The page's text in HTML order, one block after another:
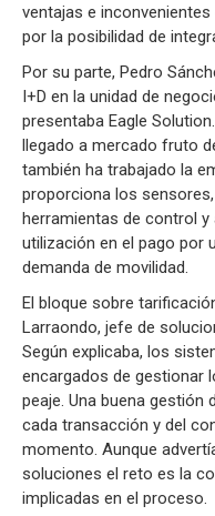
ventajas e
por la posibilidad de
Por su parte, Pedro
I+D en la unidad de
presentaba Eagle
llegado a mercado fruto
también ha trabajado la
proporciona los
herramientas de control
utilización en el pago por
demanda de movilidad.
El bloque sobre
Larraondo, jefe de
Según explicaba, los
encargados de gestionar
peaje. Una buena gestión
cada transacción y del
momento. Aunque
soluciones el reto es la
implicadas en el proceso.